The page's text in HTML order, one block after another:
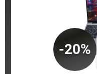
-20%